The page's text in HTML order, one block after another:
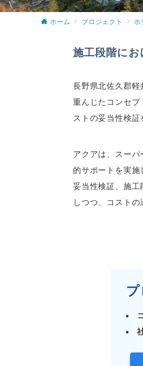
ホーム プロジェクト ホ
施工段階に
長野県北佐久郡
重んじたコンセ
ストの妥当性検証
アクアは、スー
的サポートを実
妥当性検証、施
しつつ、コストの